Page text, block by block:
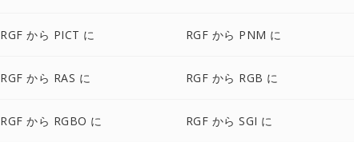
RGF から PICT に RGF から PNM に
RGF から RAS に RGF から RGB に
RGF から RGBO に RGF から SGI に